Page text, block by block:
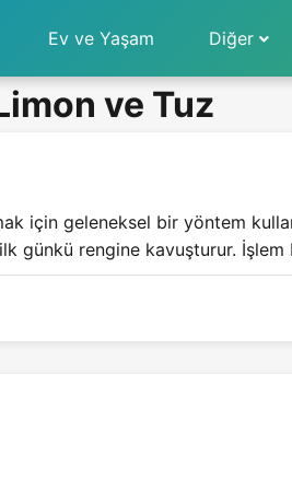
Ev ve Yaşam Diğer
ve Tuz
için geleneksel bir yöntem
günkü rengine kavuşturur.